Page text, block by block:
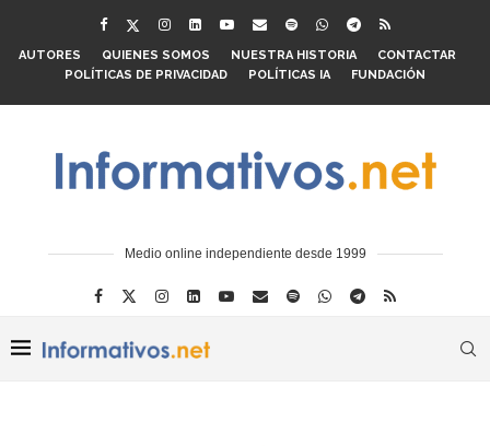
AUTORES QUIENES SOMOS NUESTRA HISTORIA
CONTACTAR
POLÍTICAS DE PRIVACIDAD
POLÍTICAS IA FUNDACIÓN
Medio online independiente desde 1999